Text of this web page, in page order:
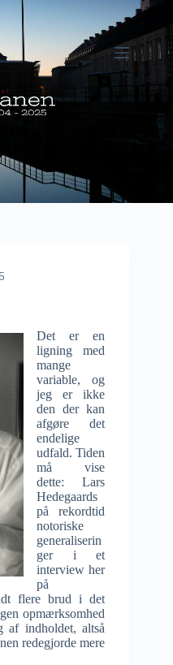
Det er en
ligning med
mange
variable, og
jeg er ikke
den der kan
afgøre det
endelige
udfald. Tiden
må vise
dette: Lars
Hedegaards
på rekordtid
notoriske
generaliserin
ger i et
interview her
på
flere brud i det
opmærksomhed
af indholdet, altså
redegjorde mere